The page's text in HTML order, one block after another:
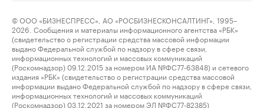
© ООО «БИЗНЕСПРЕСС», АО «РОСБИЗНЕСКОНСАЛТИНГ», 1995–
2026. Сообщения и материалы информационного агентства «РБК»
(свидетельство о регистрации средства массовой информации
выдано Федеральной службой по надзору в сфере связи,
информационных технологий и массовых коммуникаций
(Роскомнадзор) 09.12.2015 за номером ИА №ФС77-63848) и сетевого
издания «РБК» (свидетельство о регистрации средства массовой
информации выдано Федеральной службой по надзору в сфере связи,
информационных технологий и массовых коммуникаций
(Роскомнадзор) 03.12.2021 за номером ЭЛ №ФС77-82385)